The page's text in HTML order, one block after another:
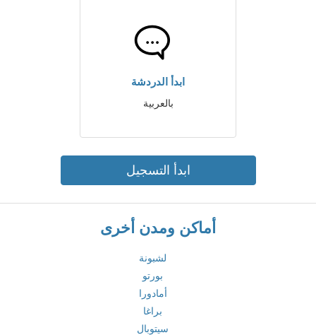
ابدأ الدردشة
بالعربية
ابدأ التسجيل
أماكن ومدن أخرى
لشبونة
بورتو
أمادورا
براغا
سيتوبال